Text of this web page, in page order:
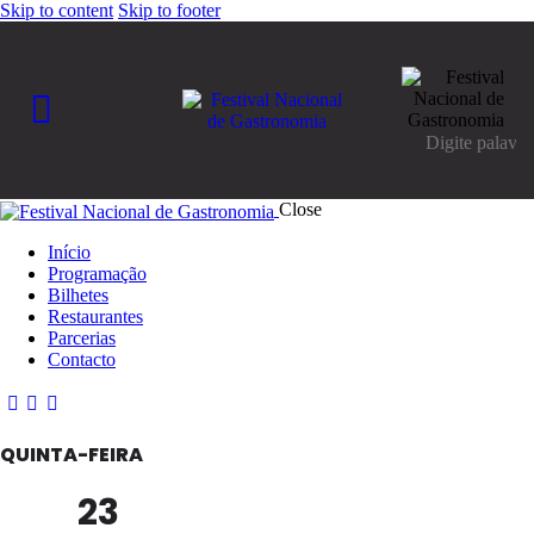
Skip to content Skip to footer
Close
Início
Programação
Bilhetes
Restaurantes
Parcerias
Contacto
QUINTA-FEIRA
23